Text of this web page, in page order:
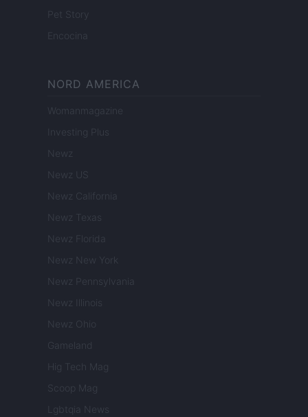
Pet Story
Encocina
NORD AMERICA
Womanmagazine
Investing Plus
Newz
Newz US
Newz California
Newz Texas
Newz Florida
Newz New York
Newz Pennsylvania
Newz Illinois
Newz Ohio
Gameland
Hig Tech Mag
Scoop Mag
Lgbtqia News